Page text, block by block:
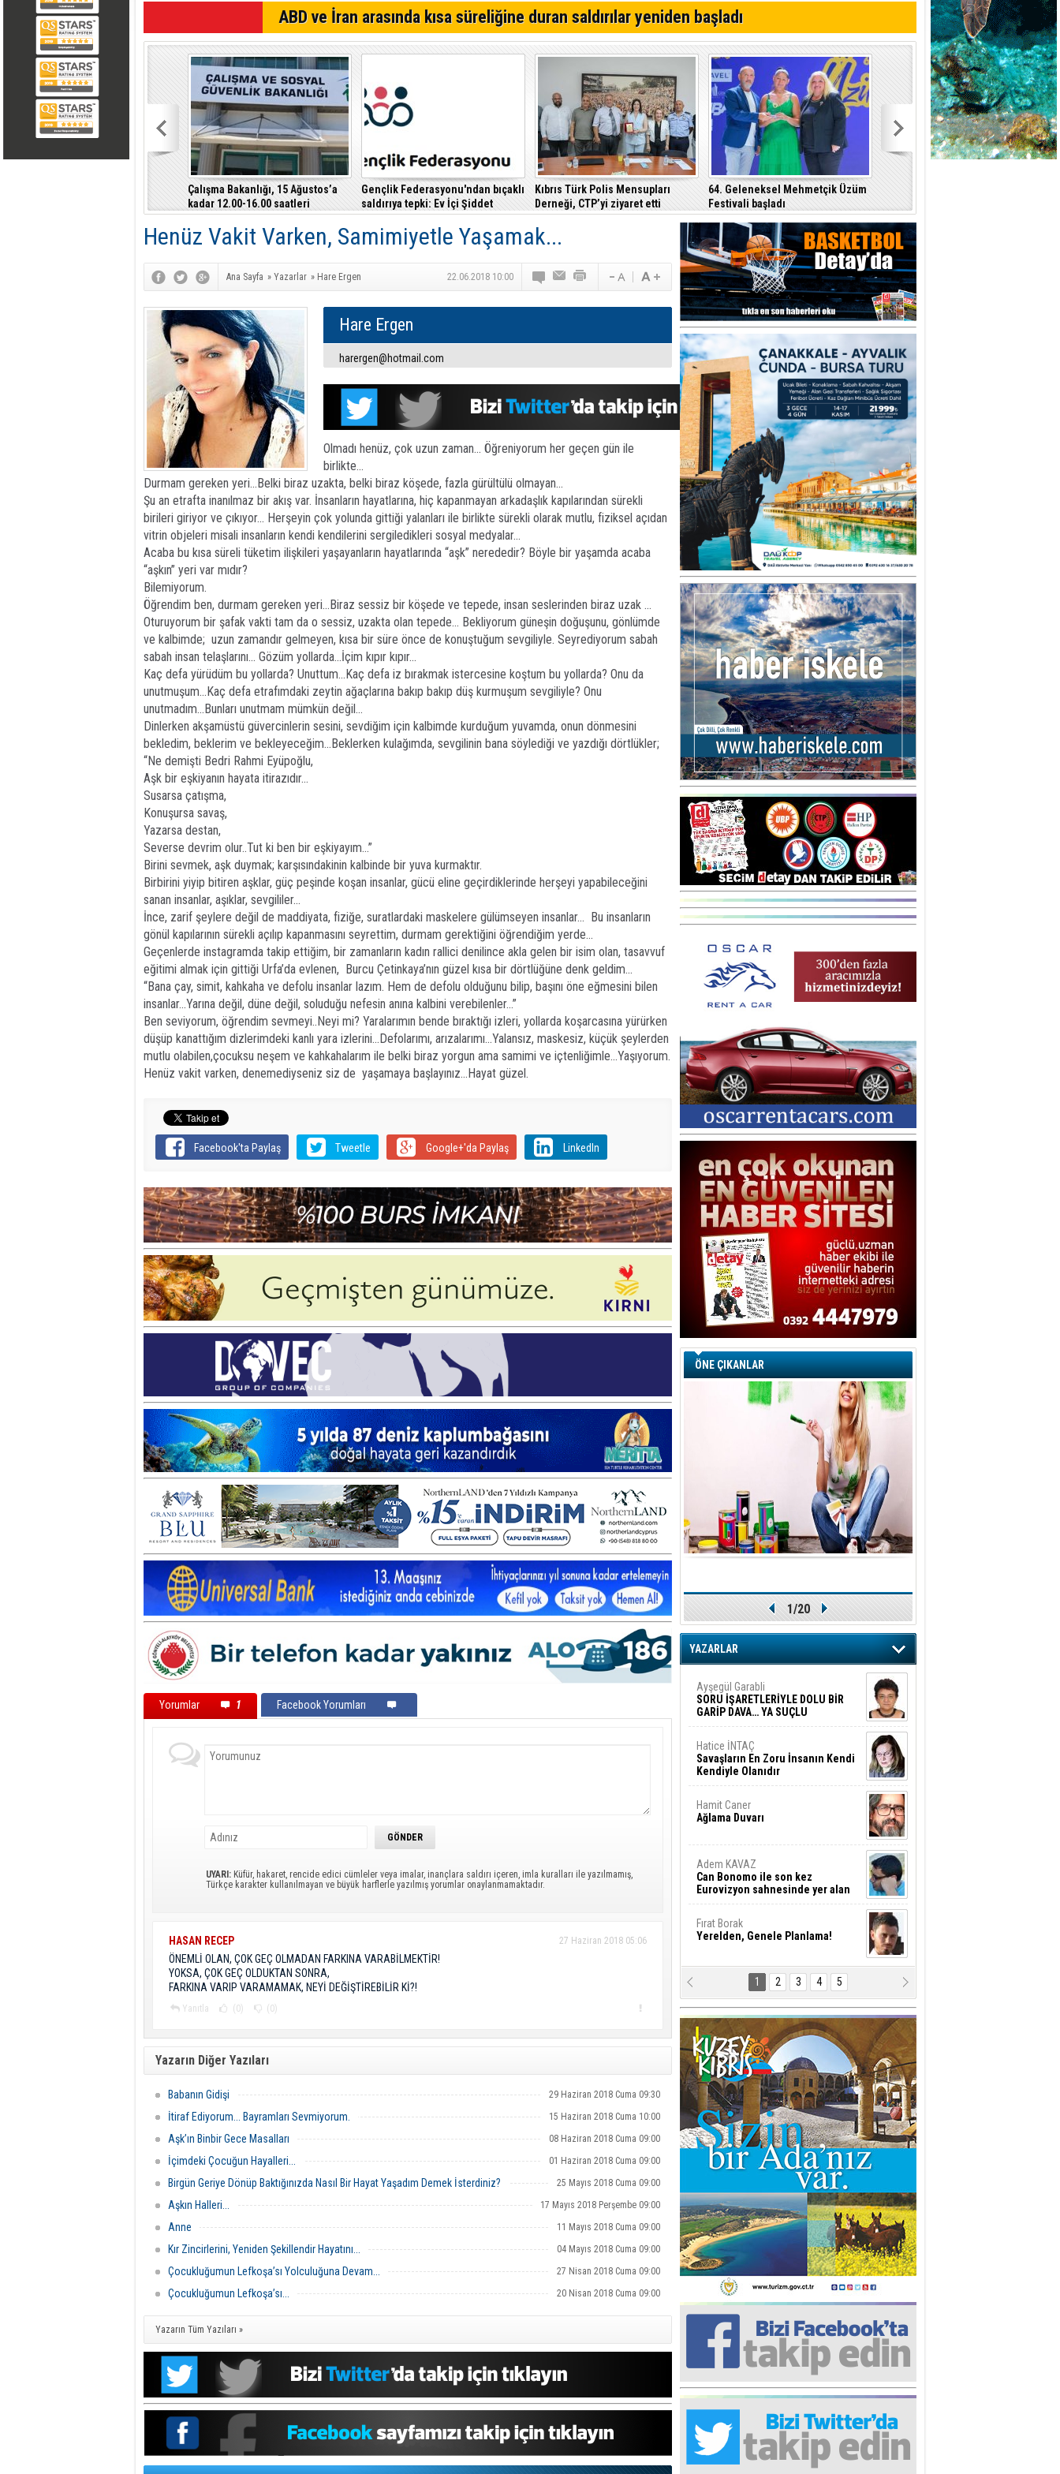
Dikkat İskele'de su kesintisi!
Denktaş: "Kıbrıs sorunu, KKTC ilan edildiği gün bitmiştir"
ABD ve İran arasında kısa süreliğine duran saldırılar yeniden başladı
Çalışma Bakanlığı, 15 Ağustos’a
kadar 12.00-16.00 saatleri
arasında güneş altında çalışmayı
yasakladı
Gençlik Federasyonu'ndan bıçaklı
saldırıya tepki: Ev İçi Şiddet
Yasası hayata geçirilmeli
Kıbrıs Türk Polis Mensupları
Derneği, CTP’yi ziyaret etti
64. Geleneksel Mehmetçik Üzüm
Festivali başladı
Henüz Vakit Varken, Samimiyetle Yaşamak...
Ana Sayfa » Yazarlar » Hare Ergen 22.06.2018 10:00
Hare Ergen
harergen@hotmail.com
Olmadı henüz, çok uzun zaman... Öğreniyorum her geçen gün ile
birlikte...
Durmam gereken yeri...Belki biraz uzakta, belki biraz köşede, fazla gürültülü olmayan...
Şu an etrafta inanılmaz bir akış var. İnsanların hayatlarına, hiç kapanmayan arkadaşlık kapılarından sürekli
birileri giriyor ve çıkıyor... Herşeyin çok yolunda gittiği yalanları ile birlikte sürekli olarak mutlu, fiziksel açıdan
vitrin objeleri misali insanların kendi kendilerini sergiledikleri sosyal medyalar...
Acaba bu kısa süreli tüketim ilişkileri yaşayanların hayatlarında “aşk” nerededir? Böyle bir yaşamda acaba
“aşkın” yeri var mıdır?
Bilemiyorum.
Öğrendim ben, durmam gereken yeri...Biraz sessiz bir köşede ve tepede, insan seslerinden biraz uzak ...
Oturuyorum bir şafak vakti tam da o sessiz, uzakta olan tepede... Bekliyorum güneşin doğuşunu, gönlümde
ve kalbimde; uzun zamandır gelmeyen, kısa bir süre önce de konuştuğum sevgiliyle. Seyrediyorum sabah
sabah insan telaşlarını... Gözüm yollarda...İçim kıpır kıpır...
Kaç defa yürüdüm bu yollarda? Unuttum...Kaç defa iz bırakmak istercesine koştum bu yollarda? Onu da
unutmuşum...Kaç defa etrafımdaki zeytin ağaçlarına bakıp bakıp düş kurmuşum sevgiliyle? Onu
unutmadım...Bunları unutmam mümkün değil...
Dinlerken akşamüstü güvercinlerin sesini, sevdiğim için kalbimde kurduğum yuvamda, onun dönmesini
bekledim, beklerim ve bekleyeceğim...Beklerken kulağımda, sevgilinin bana söylediği ve yazdığı dörtlükler;
“Ne demişti Bedri Rahmi Eyüpoğlu,
Aşk bir eşkiyanın hayata itirazıdır…
Susarsa çatışma,
Konuşursa savaş,
Yazarsa destan,
Severse devrim olur..Tut ki ben bir eşkiyayım…”
Birini sevmek, aşk duymak; karşısındakinin kalbinde bir yuva kurmaktır.
Birbirini yiyip bitiren aşklar, güç peşinde koşan insanlar, gücü eline geçirdiklerinde herşeyi yapabileceğini
sanan insanlar, aşıklar, sevgililer...
İnce, zarif şeylere değil de maddiyata, fiziğe, suratlardaki maskelere gülümseyen insanlar... Bu insanların
gönül kapılarının sürekli açılıp kapanmasını seyrettim, durmam gerektiğini öğrendiğim yerde...
Geçenlerde instagramda takip ettiğim, bir zamanların kadın rallici denilince akla gelen bir isim olan, tasavvuf
eğitimi almak için gittiği Urfa’da evlenen, Burcu Çetinkaya’nın güzel kısa bir dörtlüğüne denk geldim...
“Bana çay, simit, kahkaha ve defolu insanlar lazım. Hem de defolu olduğunu bilip, başını öne eğmesini bilen
insanlar...Yarına değil, düne değil, soluduğu nefesin anına kalbini verebilenler...”
Ben seviyorum, öğrendim sevmeyi..Neyi mi? Yaralarımın bende bıraktığı izleri, yollarda koşarcasına yürürken
düşüp kanattığım dizlerimdeki kanlı yara izlerini...Defolarımı, arızalarımı...Yalansız, maskesiz, küçük şeylerden
mutlu olabilen,çocuksu neşem ve kahkahalarım ile belki biraz yorgun ama samimi ve içtenliğimle...Yaşıyorum.
Henüz vakit varken, denemediyseniz siz de yaşamaya başlayınız...Hayat güzel.
Facebook'ta Paylaş Tweetle Google+'da Paylaş LinkedIn
Yorumlar 1 Facebook Yorumları
UYARI: Küfür, hakaret, rencide edici cümleler veya imalar, inançlara saldırı içeren, imla kuralları ile yazılmamış,
Türkçe karakter kullanılmayan ve büyük harflerle yazılmış yorumlar onaylanmamaktadır.
HASAN RECEP 27 Haziran 2018 05:06
ÖNEMLİ OLAN, ÇOK GEÇ OLMADAN FARKINA VARABİLMEKTİR!
YOKSA, ÇOK GEÇ OLDUKTAN SONRA,
FARKINA VARIP VARAMAMAK, NEYİ DEĞİŞTİREBİLİR Kİ?!
Yanıtla (0) (0)
Yazarın Diğer Yazıları
Babanın Gidişi 29 Haziran 2018 Cuma 09:30
İtiraf Ediyorum... Bayramları Sevmiyorum. 15 Haziran 2018 Cuma 10:00
Aşk’ın Binbir Gece Masalları 08 Haziran 2018 Cuma 09:00
İçimdeki Çocuğun Hayalleri... 01 Haziran 2018 Cuma 09:00
Birgün Geriye Dönüp Baktığınızda Nasıl Bir Hayat Yaşadım Demek İsterdiniz? 25 Mayıs 2018 Cuma 09:00
Aşkın Halleri... 17 Mayıs 2018 Perşembe 09:00
Anne 11 Mayıs 2018 Cuma 09:00
Kır Zincirlerini, Yeniden Şekillendir Hayatını... 04 Mayıs 2018 Cuma 09:00
Çocukluğumun Lefkoşa’sı Yolculuğuna Devam... 27 Nisan 2018 Cuma 09:00
Çocukluğumun Lefkoşa’sı... 20 Nisan 2018 Cuma 09:00
Yazarın Tüm Yazıları »
ÖNE ÇIKANLAR
1/20
YAZARLAR
Ayşegül Garabli
SORU İŞARETLERİYLE DOLU BİR
GARİP DAVA… YA SUÇLU
DEĞİLSE???
Hatice İNTAÇ
Savaşların En Zoru İnsanın Kendi
Kendiyle Olanıdır
Hamit Caner
Ağlama Duvarı
Adem KAVAZ
Can Bonomo ile son kez
Eurovizyon sahnesinde yer alan
Türkiye 10 yıl aradan sonra
Fırat Borak
Yerelden, Genele Planlama!
Erkut YILMABAŞAR
Bayrak tartışmaları ve ihalesiz
işler!
Arif Alasya
2015 SONRASI VE AKINCI.
Fatma Baysal
SURLAR İÇİ’NDE KOLAYDIR ÖLMEK
Ediz TUNCEL
Göz göre göre…
Taner ULUTAŞ
İnşallah St. Lois ile Hakkaido
Adası gibi olmayız !...
Ali KİŞMİR
FIRSAT VE KORKU
Turgut ÇALICI
İki Lakırdı da benden!
Yrd. Doç. Ercan HOŞKARA
Yatırım Yapmazsan Var Olamazsın:
Hedefteki Kurum Kıb-Tek
Rana Sarro
Başıma gelen skandal olayı
1 2 3 4 5